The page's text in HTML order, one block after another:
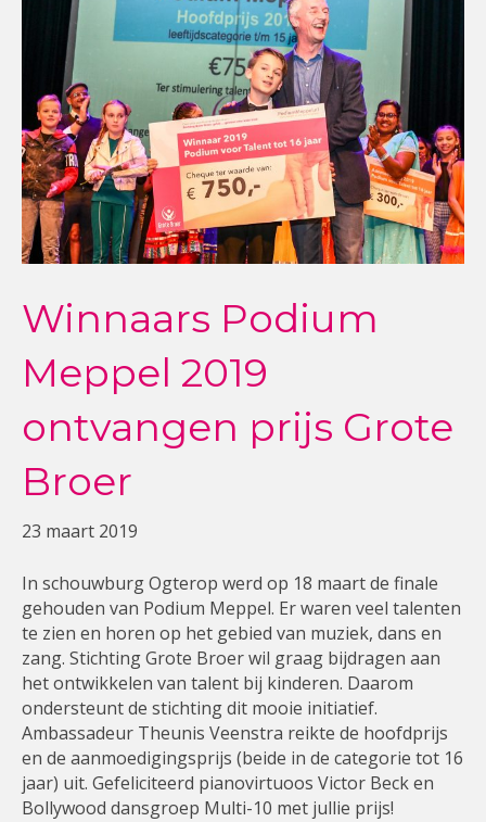
Winnaars Podium
Meppel 2019
ontvangen prijs Grote
Broer
23 maart 2019
In schouwburg Ogterop werd op 18 maart de finale
gehouden van Podium Meppel. Er waren veel talenten
te zien en horen op het gebied van muziek, dans en
zang. Stichting Grote Broer wil graag bijdragen aan
het ontwikkelen van talent bij kinderen. Daarom
ondersteunt de stichting dit mooie initiatief.
Ambassadeur Theunis Veenstra reikte de hoofdprijs
en de aanmoedigingsprijs (beide in de categorie tot 16
jaar) uit. Gefeliciteerd pianovirtuoos Victor Beck en
Bollywood dansgroep Multi-10 met jullie prijs!